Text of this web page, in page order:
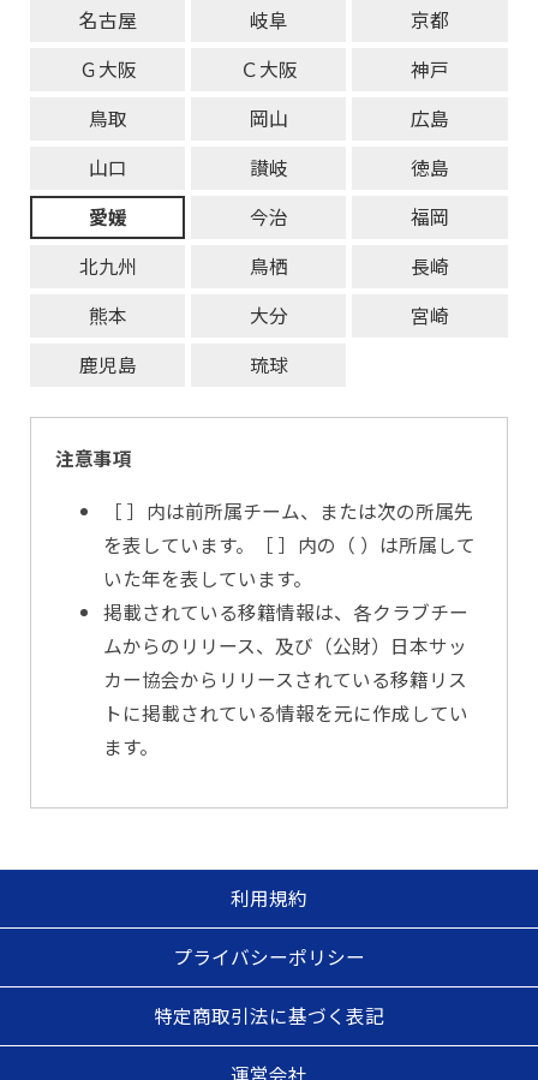
名古屋
岐阜
京都
Ｇ大阪
Ｃ大阪
神戸
鳥取
岡山
広島
山口
讃岐
徳島
愛媛
今治
福岡
北九州
鳥栖
長崎
熊本
大分
宮崎
鹿児島
琉球
注意事項
［ ］内は前所属チーム、または次の所属先
を表しています。［ ］内の（ ）は所属して
いた年を表しています。
掲載されている移籍情報は、各クラブチー
ムからのリリース、及び（公財）日本サッ
カー協会からリリースされている移籍リス
トに掲載されている情報を元に作成してい
ます。
利用規約
プライバシーポリシー
特定商取引法に基づく表記
運営会社